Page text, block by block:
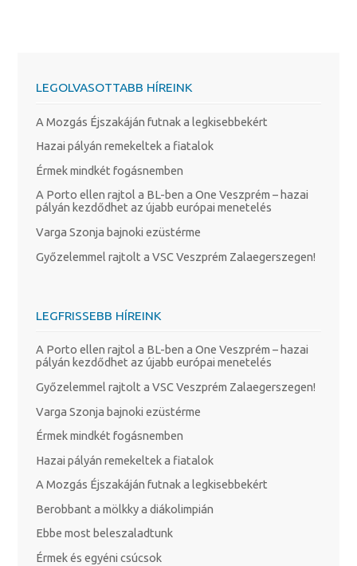
LEGOLVASOTTABB HÍREINK
A Mozgás Éjszakáján futnak a legkisebbekért
Hazai pályán remekeltek a fiatalok
Érmek mindkét fogásnemben
A Porto ellen rajtol a BL-ben a One Veszprém – hazai
pályán kezdődhet az újabb európai menetelés
Varga Szonja bajnoki ezüstérme
Győzelemmel rajtolt a VSC Veszprém Zalaegerszegen!
LEGFRISSEBB HÍREINK
A Porto ellen rajtol a BL-ben a One Veszprém – hazai
pályán kezdődhet az újabb európai menetelés
Győzelemmel rajtolt a VSC Veszprém Zalaegerszegen!
Varga Szonja bajnoki ezüstérme
Érmek mindkét fogásnemben
Hazai pályán remekeltek a fiatalok
A Mozgás Éjszakáján futnak a legkisebbekért
Berobbant a mölkky a diákolimpián
Ebbe most beleszaladtunk
Érmek és egyéni csúcsok